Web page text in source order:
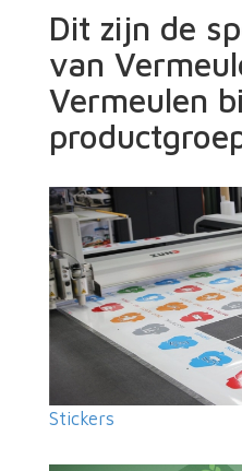
​Dit zijn de
van
Vermeulen
Stickers